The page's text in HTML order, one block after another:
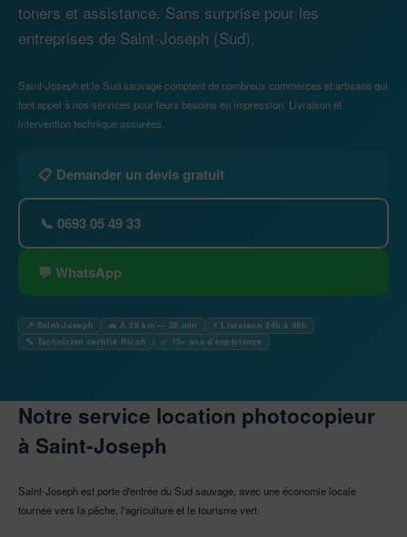
toners et assistance. Sans surprise pour les
entreprises de Saint-Joseph (Sud).
Saint-Joseph et le Sud sauvage comptent de nombreux commerces et artisans qui
font appel à nos services pour leurs besoins en impression. Livraison et
intervention technique assurées.
📋 Demander un devis gratuit
📞 0693 05 49 33
💬 WhatsApp
📍 Saint-Joseph 🚗 À 28 km — 28 min
⚡ Livraison 24h à 48h
🔧 Technicien certifié Ricoh
✅ 15+ ans d'expérience
Notre service location photocopieur
à Saint-Joseph
Saint-Joseph est porte d'entrée du Sud sauvage, avec une économie locale
tournée vers la pêche, l'agriculture et le tourisme vert.